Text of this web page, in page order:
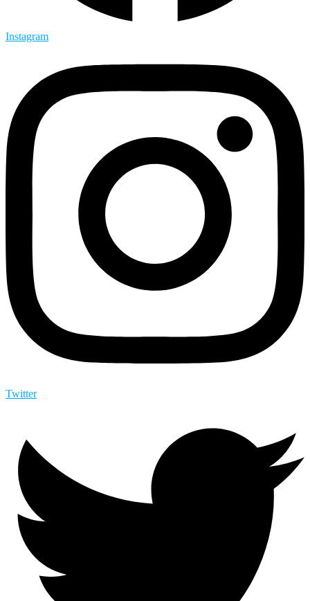
Instagram
Twitter